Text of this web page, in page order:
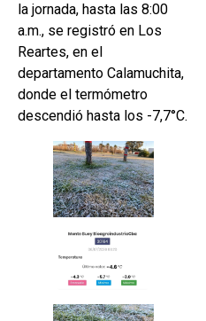
la jornada, hasta las 8:00
a.m., se registró en Los
Reartes, en el
departamento Calamuchita,
donde el termómetro
descendió hasta los -7,7°C.